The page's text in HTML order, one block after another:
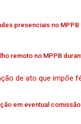
presenciais no
remoto no MPPB
de ato que impõe
em eventual